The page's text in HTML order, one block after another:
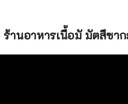
านอาหารเนื้อมั มัตสึซา